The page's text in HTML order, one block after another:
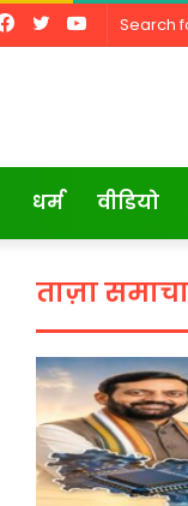
YouTube
Twitter
Facebook
धर्म वीडियो
ताज़ा